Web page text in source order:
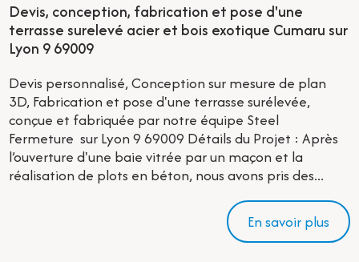
Devis, conception, fabrication et pose d'une
terrasse surelevé acier et bois exotique Cumaru sur
Lyon 9 69009
Devis personnalisé, Conception sur mesure de plan
3D, Fabrication et pose d'une terrasse surélevée,
conçue et fabriquée par notre équipe Steel
Fermeture sur Lyon 9 69009 Détails du Projet : Après
l’ouverture d'une baie vitrée par un maçon et la
réalisation de plots en béton, nous avons pris des...
En savoir plus